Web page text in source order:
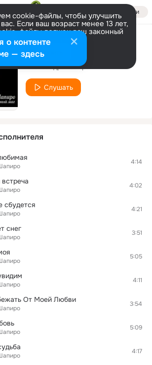
Войти
cookie-файлы, чтобы улучшить
Если ваш возраст менее 13 лет,
файлы должен ваш законный
Больше информации
Настроить
Обычная история
Александр Шапиро
Слушать
4:14
4:02
сбудется 4:21
снег 3:51
5:05
4:11
От Моей Любви 3:54
5:09
4:17
о контенте
— здесь